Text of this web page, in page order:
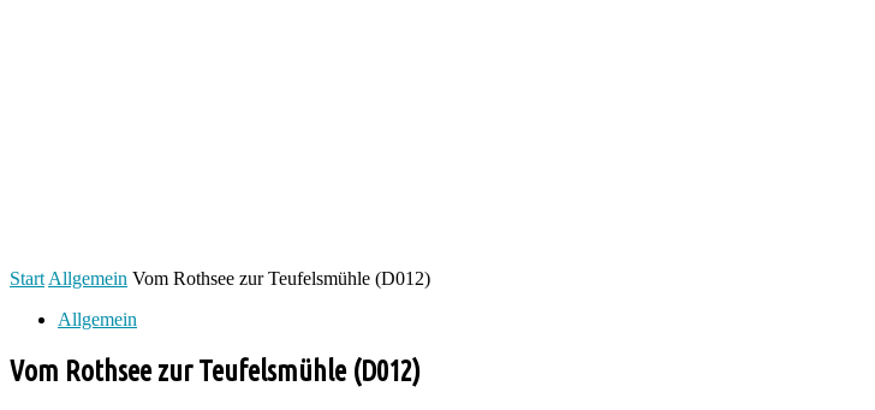
Start Allgemein Vom Rothsee zur Teufelsmühle (D012)
Allgemein
Vom Rothsee zur Teufelsmühle (D012)